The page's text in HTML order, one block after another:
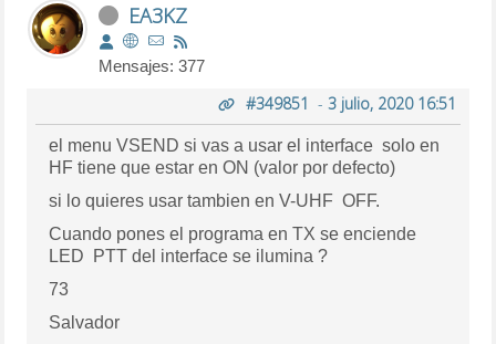
EA3KZ
Mensajes: 377
#349851 - 3 julio, 2020 16:51
el menu VSEND si vas a usar el interface solo en
HF tiene que estar en ON (valor por defecto)
si lo quieres usar tambien en V-UHF OFF.
Cuando pones el programa en TX se enciende
LED PTT del interface se ilumina ?
73
Salvador